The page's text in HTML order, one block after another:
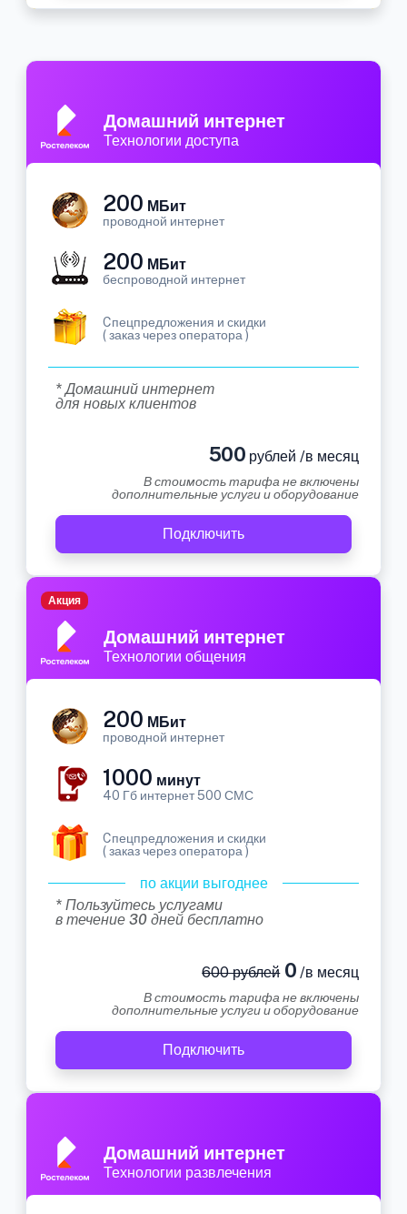
Домашний интернет
Технологии доступа
200 МБит
проводной интернет
200 МБит
беспроводной интернет
Cпецпредложения и скидки
( заказ через оператора )
* Домашний интернет
для новых клиентов
500 рублей /в месяц
В стоимость тарифа не включены
дополнительные услуги и оборудование
Подключить
Домашний интернет
Технологии общения
Акция
200 МБит
проводной интернет
1000 минут
40 Гб интернет 500 СМС
Cпецпредложения и скидки
( заказ через оператора )
по акции выгоднее
* Пользуйтесь услугами
в течение 30 дней бесплатно
600 рублей0 /в месяц
В стоимость тарифа не включены
дополнительные услуги и оборудование
Подключить
Домашний интернет
Технологии развлечения